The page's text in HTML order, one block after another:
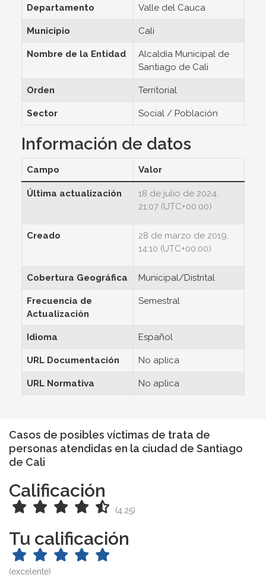
Casos de posibles víctimas de trata de
personas atendidas en la ciudad de Santiago
de Cali
Calificación
(4.25)
Tu calificación
(excelente)
Departamento Valle del Cauca
Municipio Cali
Nombre de la Entidad
Alcaldía Municipal de
Santiago de Cali
Orden Territorial
Sector Social / Población
Información de datos
Campo Valor
Última actualización
18 de julio de 2024,
21:07 (UTC+00:00)
Creado
28 de marzo de 2019,
14:10 (UTC+00:00)
Cobertura Geográfica Municipal/Distrital
Frecuencia de
Actualización
Semestral
Idioma Español
URL Documentación No aplica
URL Normativa No aplica